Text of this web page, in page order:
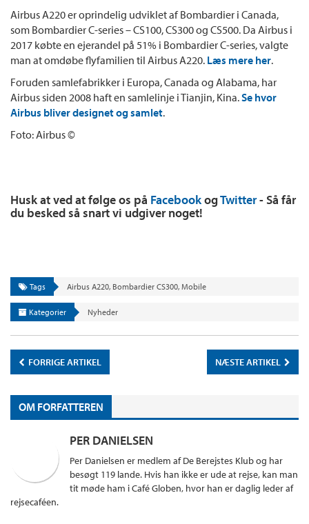
Airbus A220 er oprindelig udviklet af Bombardier i Canada,
som Bombardier C-series – CS100, CS300 og CS500. Da Airbus i
2017 købte en ejerandel på 51% i Bombardier C-series, valgte
man at omdøbe flyfamilien til Airbus A220. Læs mere her.
Foruden samlefabrikker i Europa, Canada og Alabama, har
Airbus siden 2008 haft en samlelinje i Tianjin, Kina.Se hvor
Airbus bliver designet og samlet.
Foto: Airbus ©
Husk at ved at følge os på FacebookogTwitter- Så får
du besked så snart vi udgiver noget!
Tags Airbus A220, Bombardier CS300, Mobile
Kategorier Nyheder
FORRIGE ARTIKEL NÆSTE ARTIKEL
OM FORFATTEREN
PER DANIELSEN
Per Danielsen er medlem af De Berejstes Klub og har
besøgt 119 lande. Hvis han ikke er ude at rejse, kan man
tit møde ham i Café Globen, hvor han er daglig leder af
rejsecaféen.